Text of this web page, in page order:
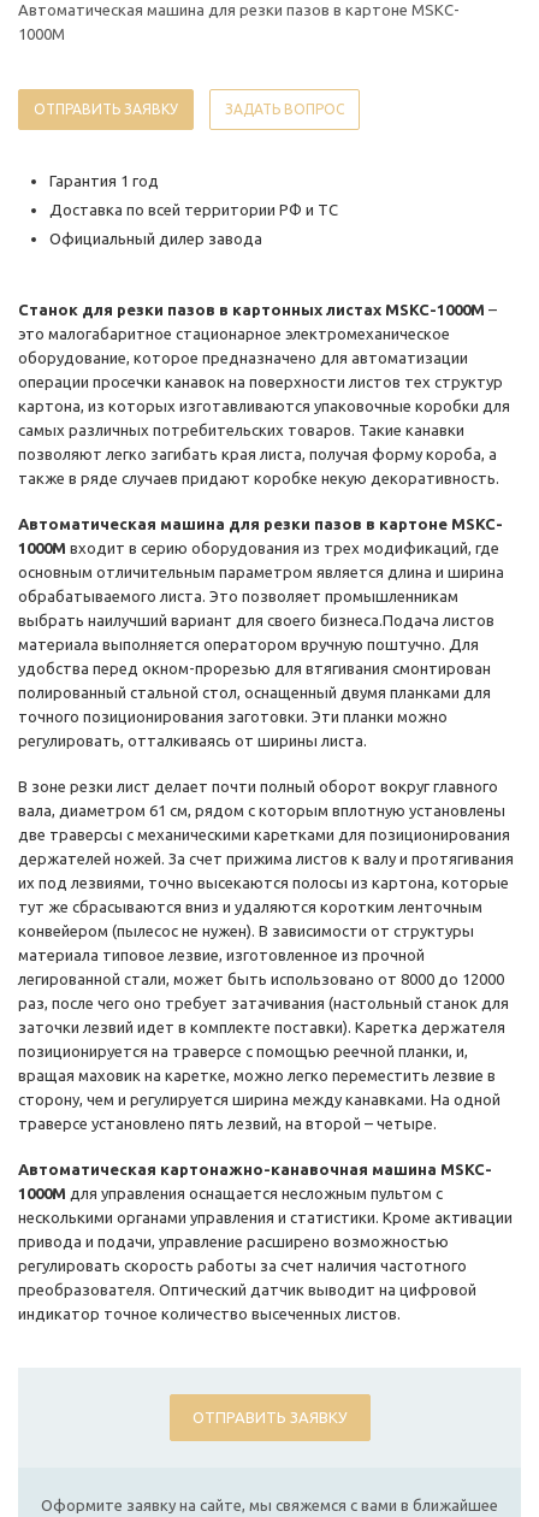
Автоматическая машина для резки пазов в картоне MSKC-
1000M
ОТПРАВИТЬ ЗАЯВКУ ЗАДАТЬ ВОПРОС
Гарантия 1 год
Доставка по всей территории РФ и ТС
Официальный дилер завода
Станок для резки пазов в картонных листах MSKC-1000M –
это малогабаритное стационарное электромеханическое
оборудование, которое предназначено для автоматизации
операции просечки канавок на поверхности листов тех структур
картона, из которых изготавливаются упаковочные коробки для
самых различных потребительских товаров. Такие канавки
позволяют легко загибать края листа, получая форму короба, а
также в ряде случаев придают коробке некую декоративность.
Автоматическая машина для резки пазов в картоне MSKC-
1000M входит в серию оборудования из трех модификаций, где
основным отличительным параметром является длина и ширина
обрабатываемого листа. Это позволяет промышленникам
выбрать наилучший вариант для своего бизнеса.Подача листов
материала выполняется оператором вручную поштучно. Для
удобства перед окном-прорезью для втягивания смонтирован
полированный стальной стол, оснащенный двумя планками для
точного позиционирования заготовки. Эти планки можно
регулировать, отталкиваясь от ширины листа.
В зоне резки лист делает почти полный оборот вокруг главного
вала, диаметром 61 см, рядом с которым вплотную установлены
две траверсы с механическими каретками для позиционирования
держателей ножей. За счет прижима листов к валу и протягивания
их под лезвиями, точно высекаются полосы из картона, которые
тут же сбрасываются вниз и удаляются коротким ленточным
конвейером (пылесос не нужен). В зависимости от структуры
материала типовое лезвие, изготовленное из прочной
легированной стали, может быть использовано от 8000 до 12000
раз, после чего оно требует затачивания (настольный станок для
заточки лезвий идет в комплекте поставки). Каретка держателя
позиционируется на траверсе с помощью реечной планки, и,
вращая маховик на каретке, можно легко переместить лезвие в
сторону, чем и регулируется ширина между канавками. На одной
траверсе установлено пять лезвий, на второй – четыре.
Автоматическая картонажно-канавочная машина MSKC-
1000M для управления оснащается несложным пультом с
несколькими органами управления и статистики. Кроме активации
привода и подачи, управление расширено возможностью
регулировать скорость работы за счет наличия частотного
преобразователя. Оптический датчик выводит на цифровой
индикатор точное количество высеченных листов.
ОТПРАВИТЬ ЗАЯВКУ
Оформите заявку на сайте, мы свяжемся с вами в ближайшее